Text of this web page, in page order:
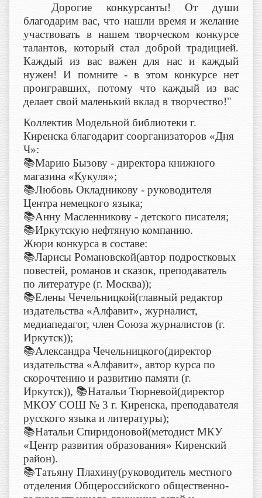
Дорогие конкурсанты! От души
благодарим вас, что нашли время и желание
участвовать в нашем творческом конкурсе
талантов, который стал доброй традицией.
Каждый из вас важен для нас и каждый
нужен! И помните - в этом конкурсе нет
проигравших, потому что каждый из вас
делает свой маленький вклад в творчество!"
Коллектив Модельной библиотеки г.
Киренска благодарит соорганизаторов «Дня
Ч»:
📚Марию Бызову - директора книжного
магазина «Кукуля»;
📚Любовь Окладникову - руководителя
Центра немецкого языка;
📚Анну Масленникову - детского писателя;
📚Иркутскую нефтяную компанию.
Жюри конкурса в составе:
📚Ларисы Романовской(автор подростковых
повестей, романов и сказок, преподаватель
по литературе (г. Москва));
📚Елены Чечельницкой(главный редактор
издательства «Алфавит», журналист,
медиапедагог, член Союза журналистов (г.
Иркутск));
📚Александра Чечельницкого(директор
издательства «Алфавит», автор курса по
скорочтению и развитию памяти (г.
Иркутск)), 📚Натальи Тюрневой(директор
МКОУ СОШ № 3 г. Киренска, преподавателя
русского языка и литературы);
📚Натальи Спиридоновой(методист МКУ
«Центр развития образования» Киренский
район).
📚Татьяну Плахину(руководитель местного
отделения Общероссийского общественно-